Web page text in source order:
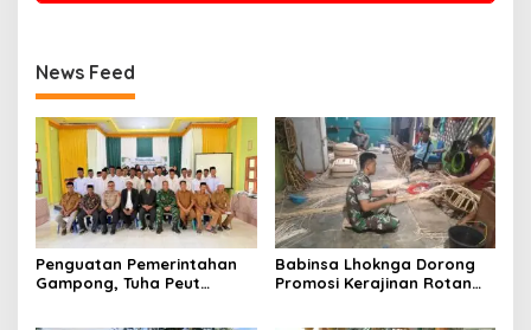
News Feed
Penguatan Pemerintahan
Gampong, Tuha Peut
Babinsa Lhoknga Dorong
Promosi Kerajinan Rotan